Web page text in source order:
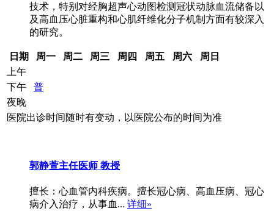
技术，特别对经胸超声心动图检测冠状动脉血流储备以
及高血压心脏重构和心肌纤维化分子机制方面有较深入
的研究。
日期 周一 周二 周三 周四 周五 周六
周日
上午
下午
普
夜晚
医院出诊时间随时有变动，以医院公布的时间为准
郭静萱主任医师 教授
擅长：心血管内科疾病。擅长冠心病、高血压病、冠心
病介入治疗，从事血... 详细»